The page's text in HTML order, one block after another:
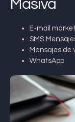
Masiva
E-mail
SMS
Mensajes de
WhatsApp